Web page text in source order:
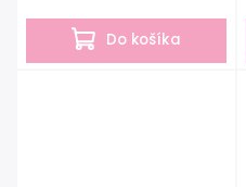
Do košíka
G.Westerleigh sú starostlivo...